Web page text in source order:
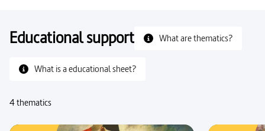
Educational support What are thematics?
What is a educational sheet?
4 thematics